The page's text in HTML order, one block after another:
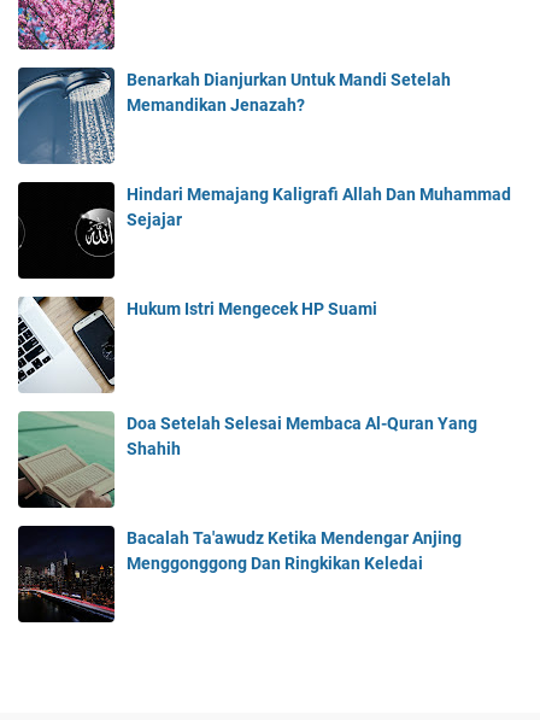
Benarkah Dianjurkan Untuk Mandi Setelah
Memandikan Jenazah?
Hindari Memajang Kaligrafi Allah Dan Muhammad
Sejajar
Hukum Istri Mengecek HP Suami
Doa Setelah Selesai Membaca Al-Quran Yang
Shahih
Bacalah Ta'awudz Ketika Mendengar Anjing
Menggonggong Dan Ringkikan Keledai